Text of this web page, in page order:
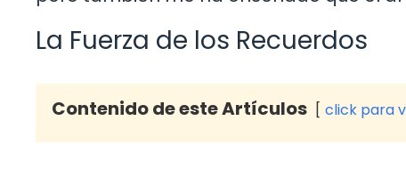
La Fuerza de los Recuerdos
Contenido de este Artículos click para